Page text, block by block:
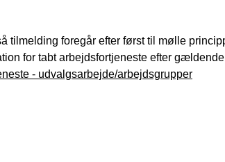
tilmelding foregår efter først til mølle
for tabt arbejdsfortjeneste efter
- udvalgsarbejde/arbejdsgrupper